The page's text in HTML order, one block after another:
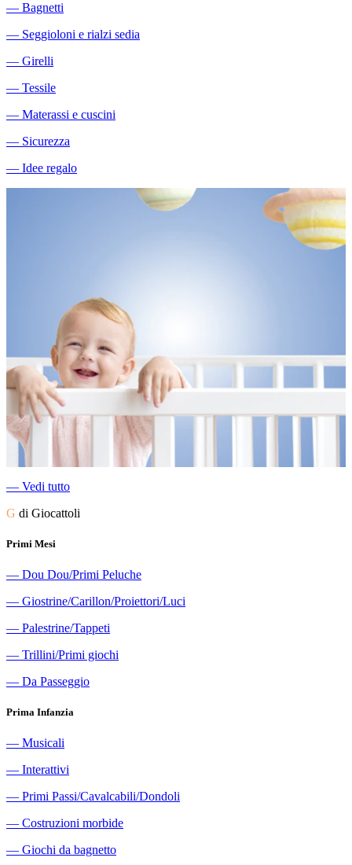
― Bagnetti
― Seggioloni e rialzi sedia
― Girelli
― Tessile
― Materassi e cuscini
― Sicurezza
― Idee regalo
― Vedi tutto
G di Giocattoli
Primi Mesi
― Dou Dou/Primi Peluche
― Giostrine/Carillon/Proiettori/Luci
― Palestrine/Tappeti
― Trillini/Primi giochi
― Da Passeggio
Prima Infanzia
― Musicali
― Interattivi
― Primi Passi/Cavalcabili/Dondoli
― Costruzioni morbide
― Giochi da bagnetto